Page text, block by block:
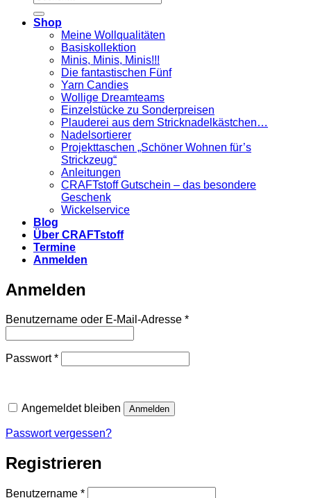
nach:
Shop
Meine Wollqualitäten
Basiskollektion
Minis, Minis, Minis!!!
Die fantastischen Fünf
Yarn Candies
Wollige Dreamteams
Einzelstücke zu Sonderpreisen
Plauderei aus dem Stricknadelkästchen…
Nadelsortierer
Projekttaschen „Schöner Wohnen für’s
Strickzeug“
Anleitungen
CRAFTstoff Gutschein – das besondere
Geschenk
Wickelservice
Blog
Über CRAFTstoff
Termine
Anmelden
Anmelden
Benutzername oder E-Mail-Adresse *Erforderlich
Passwort*Erforderlich
Angemeldet bleiben Anmelden
Passwort vergessen?
Registrieren
Benutzername *Erforderlich